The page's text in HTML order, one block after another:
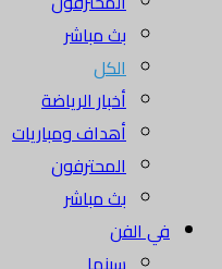
بث مباشر
الكل
أخبار الرياضة
أهداف ومباريات
المحترفون
بث مباشر
في الفن